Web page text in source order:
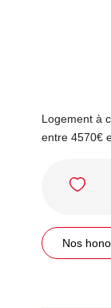
Logement à
entre 4570€
Nos